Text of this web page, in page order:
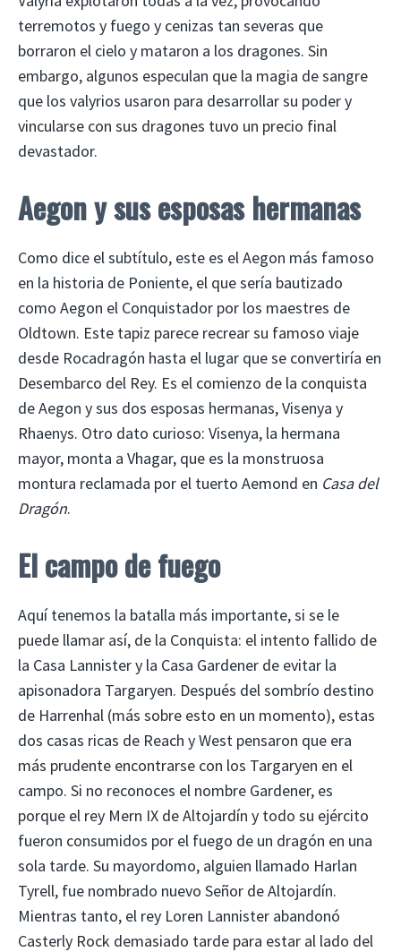
terremotos y fuego y cenizas tan severas que
borraron el cielo y mataron a los dragones. Sin
embargo, algunos especulan que la magia de sangre
que los valyrios usaron para desarrollar su poder y
vincularse con sus dragones tuvo un precio final
devastador.
Aegon y sus esposas hermanas
Como dice el subtítulo, este es el Aegon más famoso
en la historia de Poniente, el que sería bautizado
como Aegon el Conquistador por los maestres de
Oldtown. Este tapiz parece recrear su famoso viaje
desde Rocadragón hasta el lugar que se convertiría en
Desembarco del Rey. Es el comienzo de la conquista
de Aegon y sus dos esposas hermanas, Visenya y
Rhaenys. Otro dato curioso: Visenya, la hermana
mayor, monta a Vhagar, que es la monstruosa
montura reclamada por el tuerto Aemond en Casa del
Dragón.
El campo de fuego
Aquí tenemos la batalla más importante, si se le
puede llamar así, de la Conquista: el intento fallido de
la Casa Lannister y la Casa Gardener de evitar la
apisonadora Targaryen. Después del sombrío destino
de Harrenhal (más sobre esto en un momento), estas
dos casas ricas de Reach y West pensaron que era
más prudente encontrarse con los Targaryen en el
campo. Si no reconoces el nombre Gardener, es
porque el rey Mern IX de Altojardín y todo su ejército
fueron consumidos por el fuego de un dragón en una
sola tarde. Su mayordomo, alguien llamado Harlan
Tyrell, fue nombrado nuevo Señor de Altojardín.
Mientras tanto, el rey Loren Lannister abandonó
Casterly Rock demasiado tarde para estar al lado del